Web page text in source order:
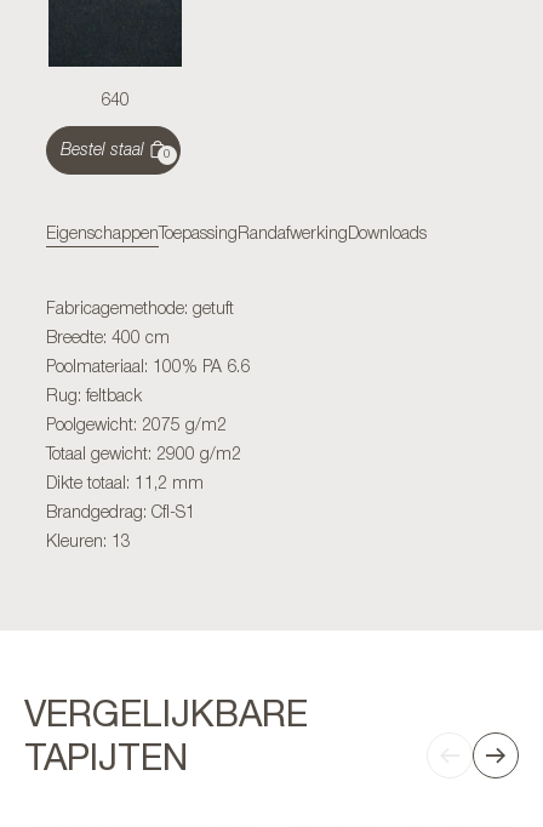
640
Bestel staal 0
Eigenschappen Toepassing Randafwerking Downloads
Fabricagemethode: getuft
Breedte: 400 cm
Poolmateriaal: 100% PA 6.6
Rug: feltback
Poolgewicht: 2075 g/m2
Totaal gewicht: 2900 g/m2
Dikte totaal: 11,2 mm
Brandgedrag: Cfl-S1
Kleuren: 13
VERGELIJKBARE
TAPIJTEN